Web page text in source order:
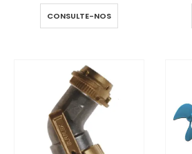
CONSULTE-NOS